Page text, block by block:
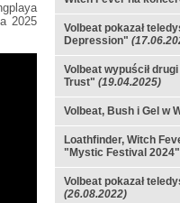
2025
Volbeat pokazał
Depression"
Volbeat wypuścił
Trust" (19.04.2025)
Volbeat, Bush i Gel w
Loathfinder, Witch
"Mystic Festival 2024"
Volbeat pokazał
(26.08.2022)